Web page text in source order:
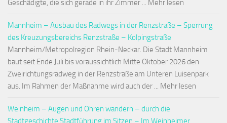
Geschädigte, die sich gerade in ihr Zimmer ... Mehr lesen
Mannheim – Ausbau des Radwegs in der Renzstraße – Sperrung
des Kreuzungsbereichs Renzstraße – Kolpingstraße
Mannheim/Metropolregion Rhein-Neckar. Die Stadt Mannheim
baut seit Ende Juli bis voraussichtlich Mitte Oktober 2026 den
Zweirichtungsradweg in der Renzstraße am Unteren Luisenpark
aus. Im Rahmen der Maßnahme wird auch der ... Mehr lesen
Weinheim – Augen und Ohren wandern – durch die
Stadtgeschichte Stadtführung im Sitzen – Im Weinheimer